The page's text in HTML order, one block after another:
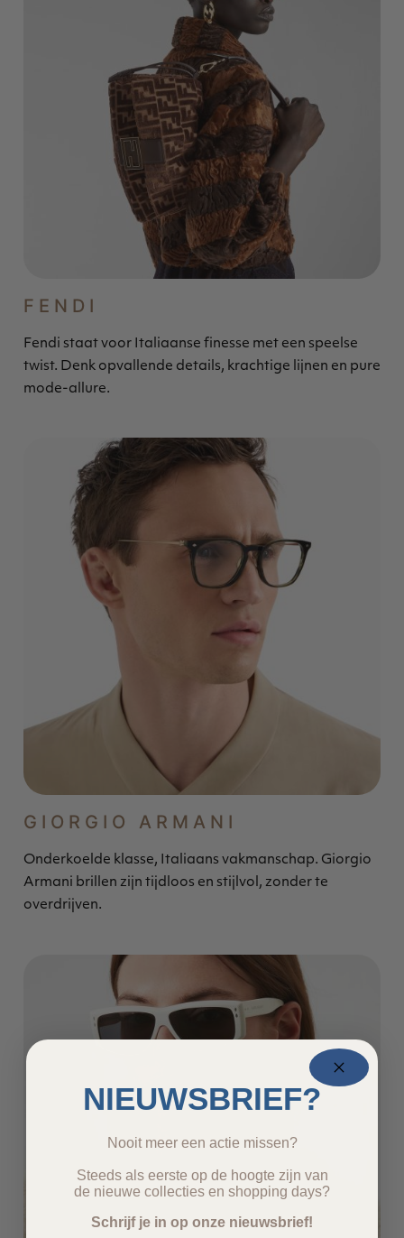
FENDI
Fendi staat voor Italiaanse finesse met een speelse
twist. Denk opvallende details, krachtige lijnen en pure
mode-allure.
GIORGIO ARMANI
Onderkoelde klasse, Italiaans vakmanschap. Giorgio
Armani brillen zijn tijdloos en stijlvol, zonder te
overdrijven.
NIEUWSBRIEF?
Nooit meer een actie missen?
Steeds als eerste op de hoogte zijn van
de nieuwe collecties en shopping days?
Schrijf je in op onze nieuwsbrief!